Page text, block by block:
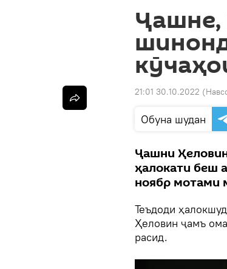
Ҷашне,
21:01 30.10.2022
Обуна шудан
Ҷашни
ҳалокати беш
ноябр мотами
Теъдоди
Ҳеловин ҷамъ
расид.